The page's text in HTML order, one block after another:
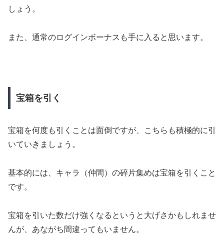
しょう。
また、通常のログインボーナスも手に入ると思います。
宝箱を引く
宝箱を何度も引くことは面倒ですが、こちらも積極的に引
いていきましょう。
基本的には、キャラ（仲間）の碎片集めは宝箱を引くこと
です。
宝箱を引いた数だけ強くなるというと大げさかもしれませ
んが、あながち間違ってもいません。